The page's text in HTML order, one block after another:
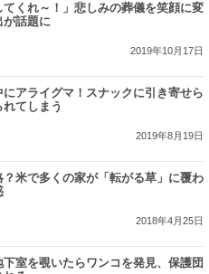
てくれ～！」悲しみの葬儀を笑顔に変
が話題に
2019年10月17日
にアライグマ！スナックに引き寄せら
てしまう
2019年8月19日
米で多くの家が「転がる草」に覆わ
2018年4月25日
室を覗いたらワンコを発見、保護団